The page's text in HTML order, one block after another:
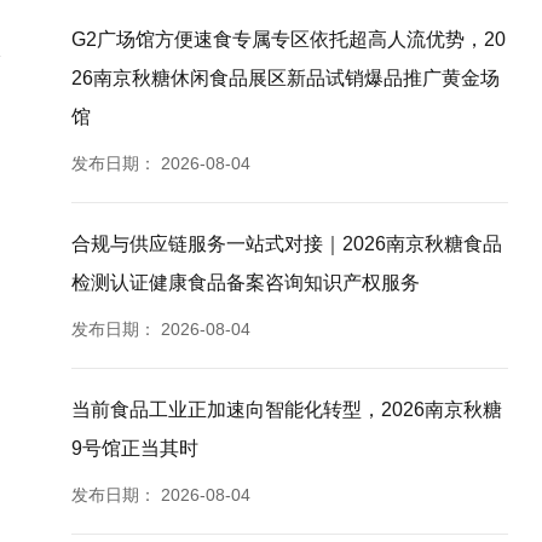
G2广场馆方便速食专属专区依托超高人流优势，20
26南京秋糖休闲食品展区新品试销爆品推广黄金场
馆
发布日期： 2026-08-04
合规与供应链服务一站式对接｜2026南京秋糖食品
检测认证健康食品备案咨询知识产权服务
发布日期： 2026-08-04
当前食品工业正加速向智能化转型，2026南京秋糖
9号馆正当其时
发布日期： 2026-08-04